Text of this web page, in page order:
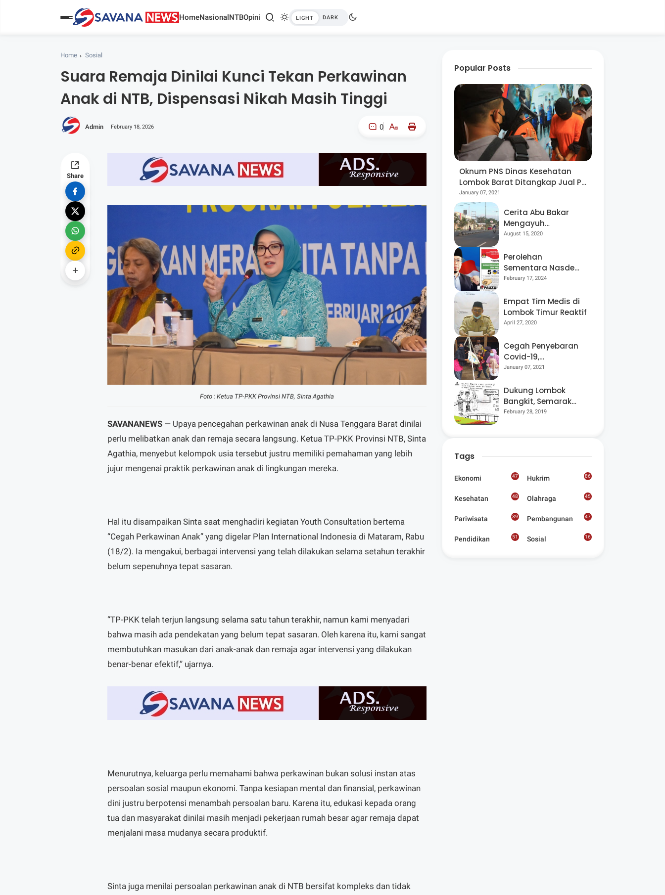
HomeNasionalNTBOpini
Home Sosial
Suara Remaja Dinilai Kunci Tekan Perkawinan
Anak di NTB, Dispensasi Nikah Masih Tinggi
Admin February 18, 2026 0
A-
Share
Foto : Ketua TP-PKK Provinsi NTB, Sinta Agathia
SAVANANEWS — Upaya pencegahan perkawinan anak di Nusa Tenggara Barat dinilai
perlu melibatkan anak dan remaja secara langsung. Ketua TP-PKK Provinsi NTB, Sinta
Agathia, menyebut kelompok usia tersebut justru memiliki pemahaman yang lebih
jujur mengenai praktik perkawinan anak di lingkungan mereka.
Hal itu disampaikan Sinta saat menghadiri kegiatan Youth Consultation bertema
“Cegah Perkawinan Anak” yang digelar Plan International Indonesia di Mataram, Rabu
(18/2). Ia mengakui, berbagai intervensi yang telah dilakukan selama setahun terakhir
belum sepenuhnya tepat sasaran.
“TP-PKK telah terjun langsung selama satu tahun terakhir, namun kami menyadari
bahwa masih ada pendekatan yang belum tepat sasaran. Oleh karena itu, kami sangat
membutuhkan masukan dari anak-anak dan remaja agar intervensi yang dilakukan
benar-benar efektif,” ujarnya.
Menurutnya, keluarga perlu memahami bahwa perkawinan bukan solusi instan atas
persoalan sosial maupun ekonomi. Tanpa kesiapan mental dan finansial, perkawinan
dini justru berpotensi menambah persoalan baru. Karena itu, edukasi kepada orang
tua dan masyarakat dinilai masih menjadi pekerjaan rumah besar agar remaja dapat
menjalani masa mudanya secara produktif.
Sinta juga menilai persoalan perkawinan anak di NTB bersifat kompleks dan tidak
Popular Posts
Oknum PNS Dinas Kesehatan
Lombok Barat Ditangkap Jual Pil
Ekstasi
January 07, 2021
Cerita Abu Bakar
Mengayuh
Sepedanya Selama
Menggelorakan
Kemerdekaan
August 15, 2020
Perolehan
Sementara Nasdem
Lobar Tertinggi,
Berpeluang “Rebut”
Kursi Dapil 3
February 17, 2024
Empat Tim Medis di
Lombok Timur Reaktif
April 27, 2020
Cegah Penyebaran
Covid-19,
Bhabinkamtibmas
Kegiatan Posyandu
January 07, 2021
Dukung Lombok
Bangkit, Semarak
Pesta Rakyat
Seniman Di Lombok
February 28, 2019
Tags
Ekonomi 47 Hukrim 86
Kesehatan 48 Olahraga 45
Pariwisata 39 Pembangunan 47
Pendidikan 51 Sosial
16